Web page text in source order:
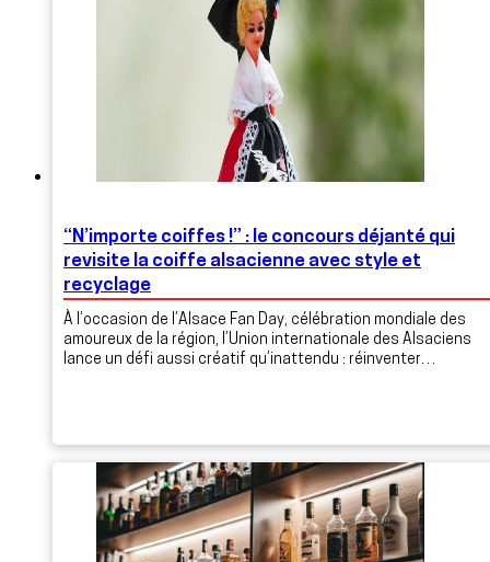
“N’importe coiffes !” : le concours déjanté qui
revisite la coiffe alsacienne avec style et
recyclage
À l’occasion de l’Alsace Fan Day, célébration mondiale des
amoureux de la région, l’Union internationale des Alsaciens
lance un défi aussi créatif qu’inattendu : réinventer…